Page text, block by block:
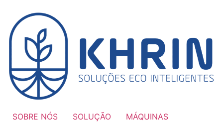
conteúdo
SOBRE NÓS SOLUÇÃO
MÁQUINAS